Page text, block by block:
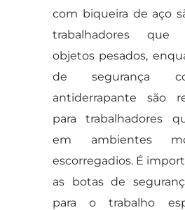
com biqueira de aço
trabalhadores
objetos pesados,
de segurança
antiderrapante são
para trabalhadores
em ambientes
escorregadios. É
as botas de
para o trabalho